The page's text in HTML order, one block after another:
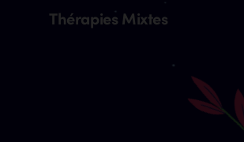
Thérapies Mixtes